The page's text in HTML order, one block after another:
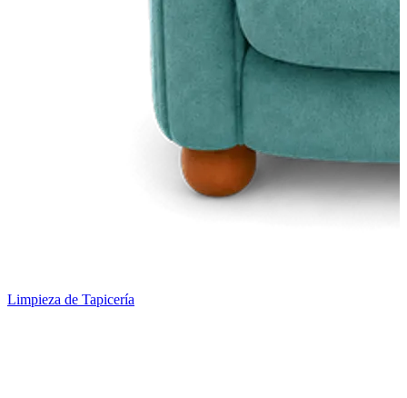
Limpieza de Tapicería